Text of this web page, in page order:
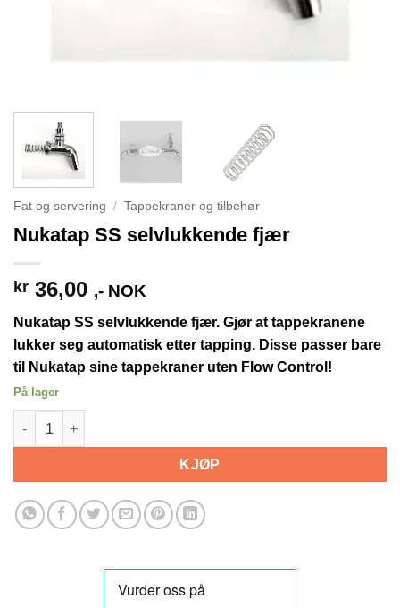
Fat og servering / Tappekraner og tilbehør
Nukatap SS selvlukkende fjær
kr 36,00 ,- NOK
Nukatap SS selvlukkende fjær. Gjør at tappekranene
lukker seg automatisk etter tapping. Disse passer bare
til Nukatap sine tappekraner uten Flow Control!
På lager
Nukatap SS selvlukkende fjær antall
KJØP